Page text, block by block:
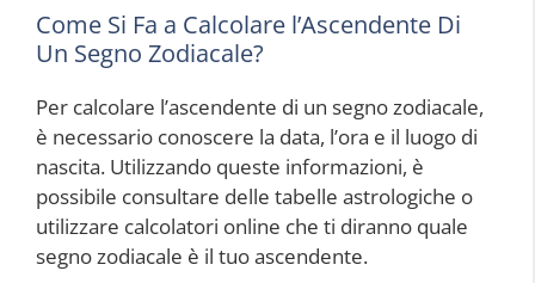
Come Si Fa a Calcolare l’Ascendente Di
Un Segno Zodiacale?
Per calcolare l’ascendente di un segno zodiacale,
è necessario conoscere la data, l’ora e il luogo di
nascita. Utilizzando queste informazioni, è
possibile consultare delle tabelle astrologiche o
utilizzare calcolatori online che ti diranno quale
segno zodiacale è il tuo ascendente.